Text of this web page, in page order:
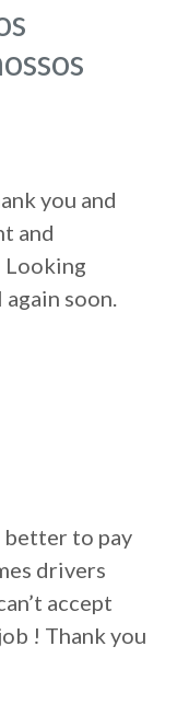
you and
and
Looking
soon.
better to pay
drivers
accept
! Thank you